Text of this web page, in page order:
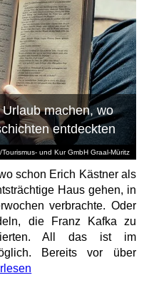
Tourismus- und Kur GmbH Graal-Müritz
machen, wo
entdeckten
schon Erich Kästner als
Haus gehen, in
verbrachte. Oder
die Franz Kafka zu
All das ist im
Bereits vor über